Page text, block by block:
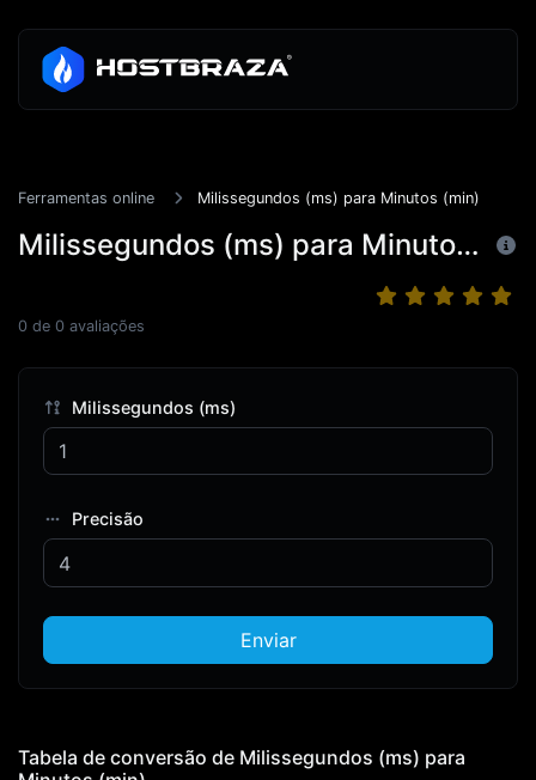
Ferramentas online Milissegundos (ms) para Minutos (min)
Milissegundos (ms) para Minutos (min)
0 de 0 avaliações
Milissegundos (ms)
Precisão
Enviar
Tabela de conversão de Milissegundos (ms) para